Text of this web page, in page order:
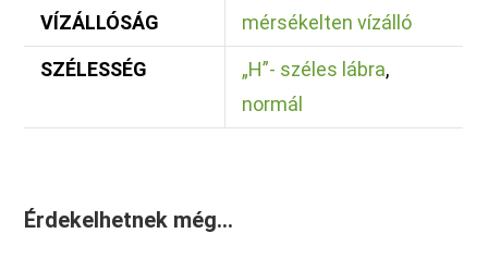
VÍZÁLLÓSÁG mérsékelten vízálló
SZÉLESSÉG „H”- széles lábra,
normál
Érdekelhetnek még…